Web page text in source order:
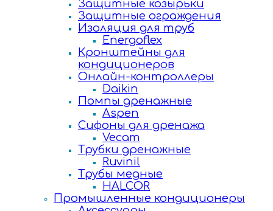
Защитные козырьки
Защитные ограждения
Изоляция для труб
Energoflex
Кронштейны для
кондиционеров
Онлайн-контроллеры
Daikin
Помпы дренажные
Aspen
Сифоны для дренажа
Vecam
Трубки дренажные
Ruvinil
Трубы медные
HALCOR
Промышленные кондиционеры